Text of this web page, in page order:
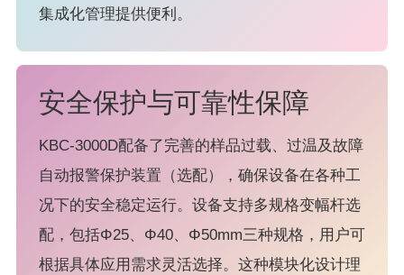
集成化管理提供便利。
安全保护与可靠性保障
KBC-3000D配备了完善的样品过载、过温及故障
自动报警保护装置（选配），确保设备在各种工
况下的安全稳定运行。设备支持多规格变幅杆选
配，包括Φ25、Φ40、Φ50mm三种规格，用户可
根据具体应用需求灵活选择。这种模块化设计理